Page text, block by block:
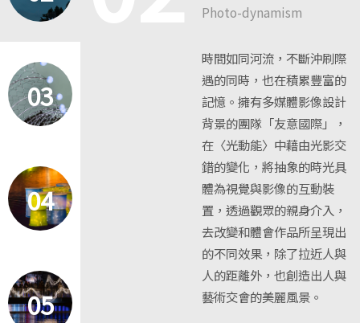
03
04
05
Photo-dynamism
時間如同河流，不斷沖刷際
遇的同時，也在積累豐富的
記憶。擁有多媒體影像設計
背景的團隊「友意國際」，
在〈光動能〉中藉由光影交
錯的變化，將抽象的時光具
體為視覺與影像的互動裝
置，透過觀眾的親身介入，
去改變和體會作品所呈現出
的不同效果，除了拉近人與
人的距離外，也創造出人與
藝術交會的美麗風景。